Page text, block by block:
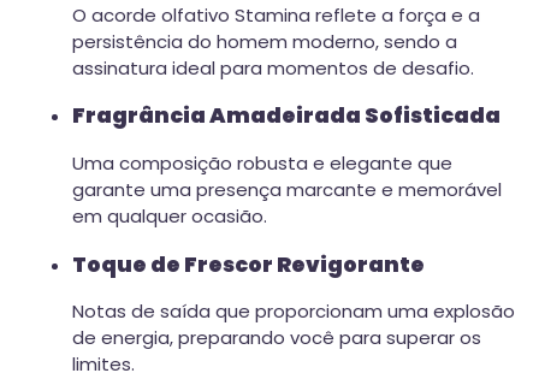
O acorde olfativo Stamina reflete a força e a
persistência do homem moderno, sendo a
assinatura ideal para momentos de desafio.
Fragrância Amadeirada Sofisticada
Uma composição robusta e elegante que
garante uma presença marcante e memorável
em qualquer ocasião.
Toque de Frescor Revigorante
Notas de saída que proporcionam uma explosão
de energia, preparando você para superar os
limites.